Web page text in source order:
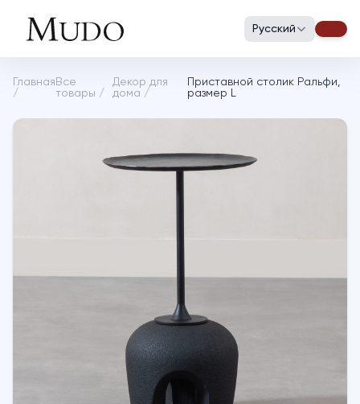
Русский
Главная
/
Все
товары /
Декор для
дома /
Приставной столик Ральфи,
размер L